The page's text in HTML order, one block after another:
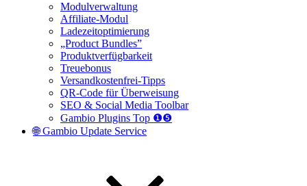
Modulverwaltung
Affiliate-Modul
Ladezeitoptimierung
„Product Bundles”
Produktverfügbarkeit
Treuebonus
Versandkostenfrei-Tipps
QR-Code für Überweisung
SEO & Social Media Toolbar
Gambio Plugins Top ❶❺
🌐 Gambio Update Service